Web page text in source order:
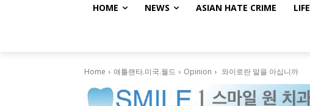
HOME NEWS ASIAN HATE CRIME LIFE
Home 애틀랜타.미국.월드 Opinion 와이로란 말을 아십니까